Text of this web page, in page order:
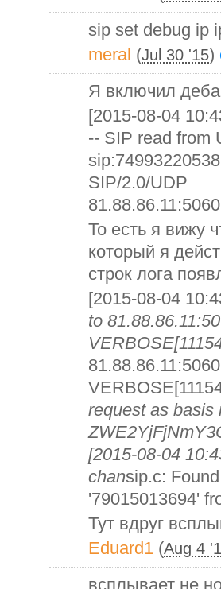
sip set debug ip
meral (Jul 30 '15)
Я включил
[2015-08-04
-- SIP read from
SIP/2.0/UDP
То есть я вижу
который я
строк лога
[2015-08-04
to
request as basis
[2015-08-04
chansip.c:
'79015013694'
Тут вдруг
Eduard1 (Aug 4
всплывает не